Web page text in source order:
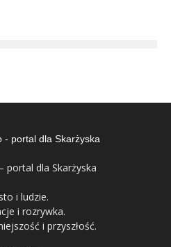
portal dla Skarżyska
i ludzie.
i rozrywka.
i przyszłość.